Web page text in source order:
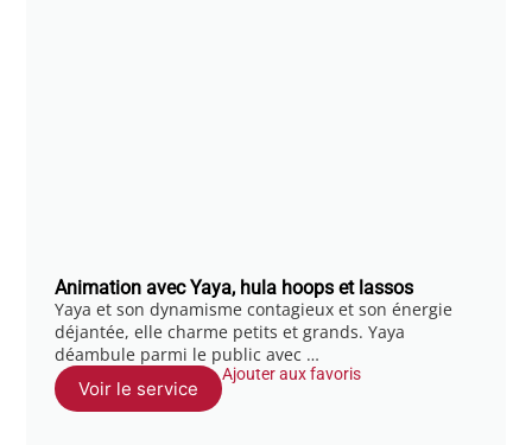
Animation avec Yaya, hula hoops et lassos
Yaya et son dynamisme contagieux et son énergie
déjantée, elle charme petits et grands. Yaya
déambule parmi le public avec …
Voir le service
Ajouter aux favoris